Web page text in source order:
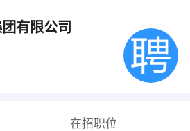
有限公司
在招职位